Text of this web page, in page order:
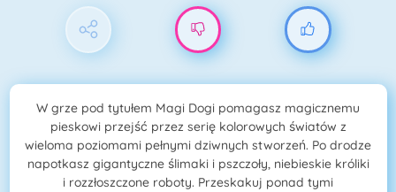
W grze pod tytułem Magi Dogi pomagasz magicznemu
pieskowi przejść przez serię kolorowych światów z
wieloma poziomami pełnymi dziwnych stworzeń. Po drodze
napotkasz gigantyczne ślimaki i pszczoły, niebieskie króliki
i rozzłoszczone roboty. Przeskakuj ponad tymi